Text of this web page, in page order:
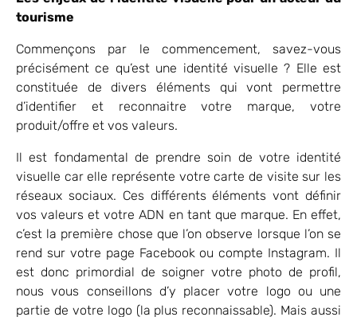
tourisme
Commençons par le commencement, savez-vous
précisément ce qu’est une identité visuelle ? Elle est
constituée de divers éléments qui vont permettre
d’identifier et reconnaitre votre marque, votre
produit/offre et vos valeurs.
Il est fondamental de prendre soin de votre identité
visuelle car elle représente votre carte de visite sur les
réseaux sociaux. Ces différents éléments vont définir
vos valeurs et votre ADN en tant que marque. En effet,
c’est la première chose que l’on observe lorsque l’on se
rend sur votre page Facebook ou compte Instagram. Il
est donc primordial de soigner votre photo de profil,
nous vous conseillons d’y placer votre logo ou une
partie de votre logo (la plus reconnaissable). Mais aussi